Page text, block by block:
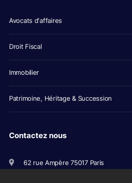
Avocats d'affaires
Droit Fiscal
Immobilier
Patrimoine, Héritage & Succession
Contactez nous
62 rue Ampère 75017 Paris